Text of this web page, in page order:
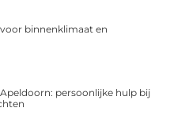
binnenklimaat en
persoonlijke hulp bij